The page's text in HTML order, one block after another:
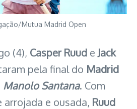
Mutua Madrid Open
(4), Casper Ruud e Jack
pela final do Madrid
Manolo Santana. Com
arrojada e ousada, Ruud